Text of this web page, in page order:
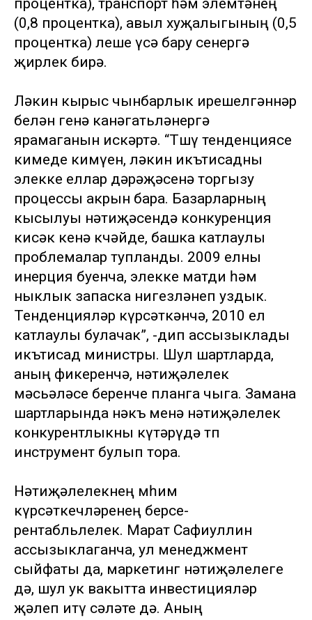
процентка), транспорт һәм элемтәнең
(0,8 процентка), авыл хуҗалыгының (0,5
процентка) өлеше үсә бару сөенергә
җирлек бирә.
Ләкин кырыс чынбарлык ирешелгәннәр
белән генә канәгатьләнергә
ярамаганын искәртә. “Төшү тенденциясе
кимеде кимүен, ләкин икътисадны
элекке еллар дәрәҗәсенә торгызу
процессы акрын бара. Базарларның
кысылуы нәтиҗәсендә конкуренция
кисәк кенә көчәйде, башка катлаулы
проблемалар тупланды. 2009 елны
инерция буенча, элекке матди һәм
ныклык запаска нигезләнеп уздык.
Тенденцияләр күрсәткәнчә, 2010 ел
катлаулы булачак”, -дип ассызыклады
икътисад министры. Шул шартларда,
аның фикеренчә, нәтиҗәлелек
мәсьәләсе беренче планга чыга. Замана
шартларында нәкъ менә нәтиҗәлелек
конкурентлыкны күтәрүдә төп
инструмент булып тора.
Нәтиҗәлелекнең мөһим
күрсәткечләренең берсе-
рентабльлелек. Марат Сафиуллин
ассызыклаганча, ул менеджмент
сыйфаты да, маркетинг нәтиҗәлелеге
дә, шул ук вакытта инвестицияләр
җәлеп итү сәләте дә. Аның